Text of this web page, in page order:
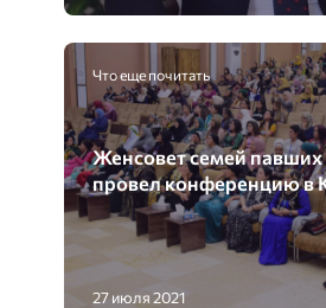
Что еще почитать
Женсовет семей павших
провел конференцию
27 июля 2021